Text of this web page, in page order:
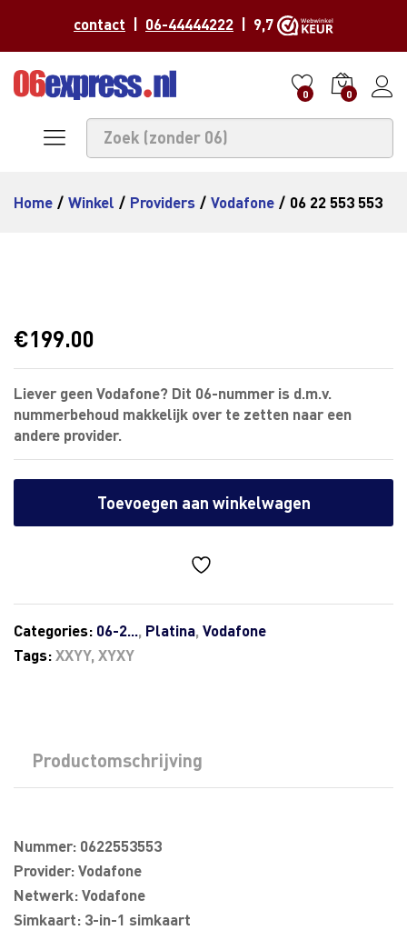
contact 06-44444222 | 9,7
0 0
Home / Winkel / Providers / Vodafone / 06 22 553 553
€199.00
Liever geen Vodafone? Dit 06-nummer is d.m.v.
nummerbehoud makkelijk over te zetten naar een
andere provider.
Toevoegen aan winkelwagen
Categories: 06-2..., Platina, Vodafone
Tags:XXYY, XYXY
Productomschrijving
Nummer: 0622553553
Provider: Vodafone
Netwerk: Vodafone
Simkaart: 3-in-1 simkaart